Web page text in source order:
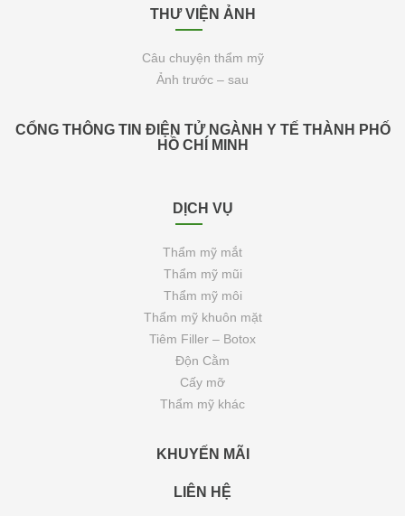
THƯ VIỆN ẢNH
Câu chuyện thẩm mỹ
Ảnh trước – sau
CỔNG THÔNG TIN ĐIỆN TỬ NGÀNH Y TẾ THÀNH PHỐ
HỒ CHÍ MINH
DỊCH VỤ
Thẩm mỹ mắt
Thẩm mỹ mũi
Thẩm mỹ môi
Thẩm mỹ khuôn mặt
Tiêm Filler – Botox
Độn Cằm
Cấy mỡ
Thẩm mỹ khác
KHUYẾN MÃI
LIÊN HỆ